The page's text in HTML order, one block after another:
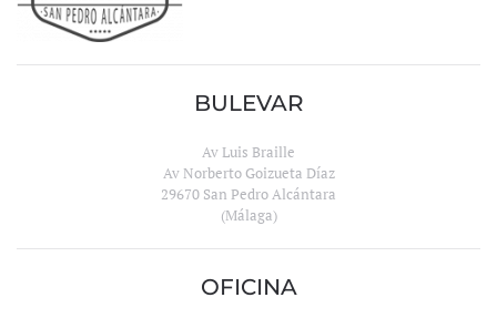
BULEVAR
Av Luis Braille
Av Norberto Goizueta Díaz
29670 San Pedro Alcántara
(Málaga)
OFICINA